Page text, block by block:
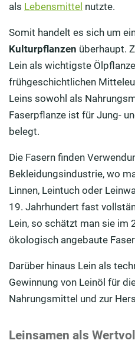
als Lebensmittel nutzte.
Somit handelt es sich um
Kulturpflanzen überhaupt.
Lein als wichtigste
frühgeschichtlichen
Leins sowohl als
Faserpflanze ist für Jung-
belegt.
Die Fasern finden
Bekleidungsindustrie, wo
Linnen, Leintuch oder
19. Jahrhundert fast
Lein, so schätzt man sie im
ökologisch angebaute
Darüber hinaus Lein als
Gewinnung von Leinöl für
Nahrungsmittel und zur
Leinsamen als